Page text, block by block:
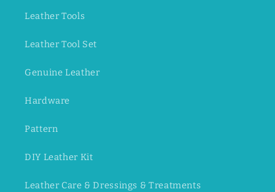
Leather Tools
Leather Tool Set
Genuine Leather
Hardware
Pattern
DIY Leather Kit
Leather Care & Dressings & Treatments